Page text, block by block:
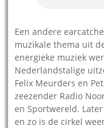
Een andere
muzikale thema uit
energieke muziek
Nederlandstalige
Felix Meurders en
zeezender Radio
en Sportwereld.
en zo is de cirkel